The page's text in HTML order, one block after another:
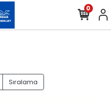
0
Sıralama